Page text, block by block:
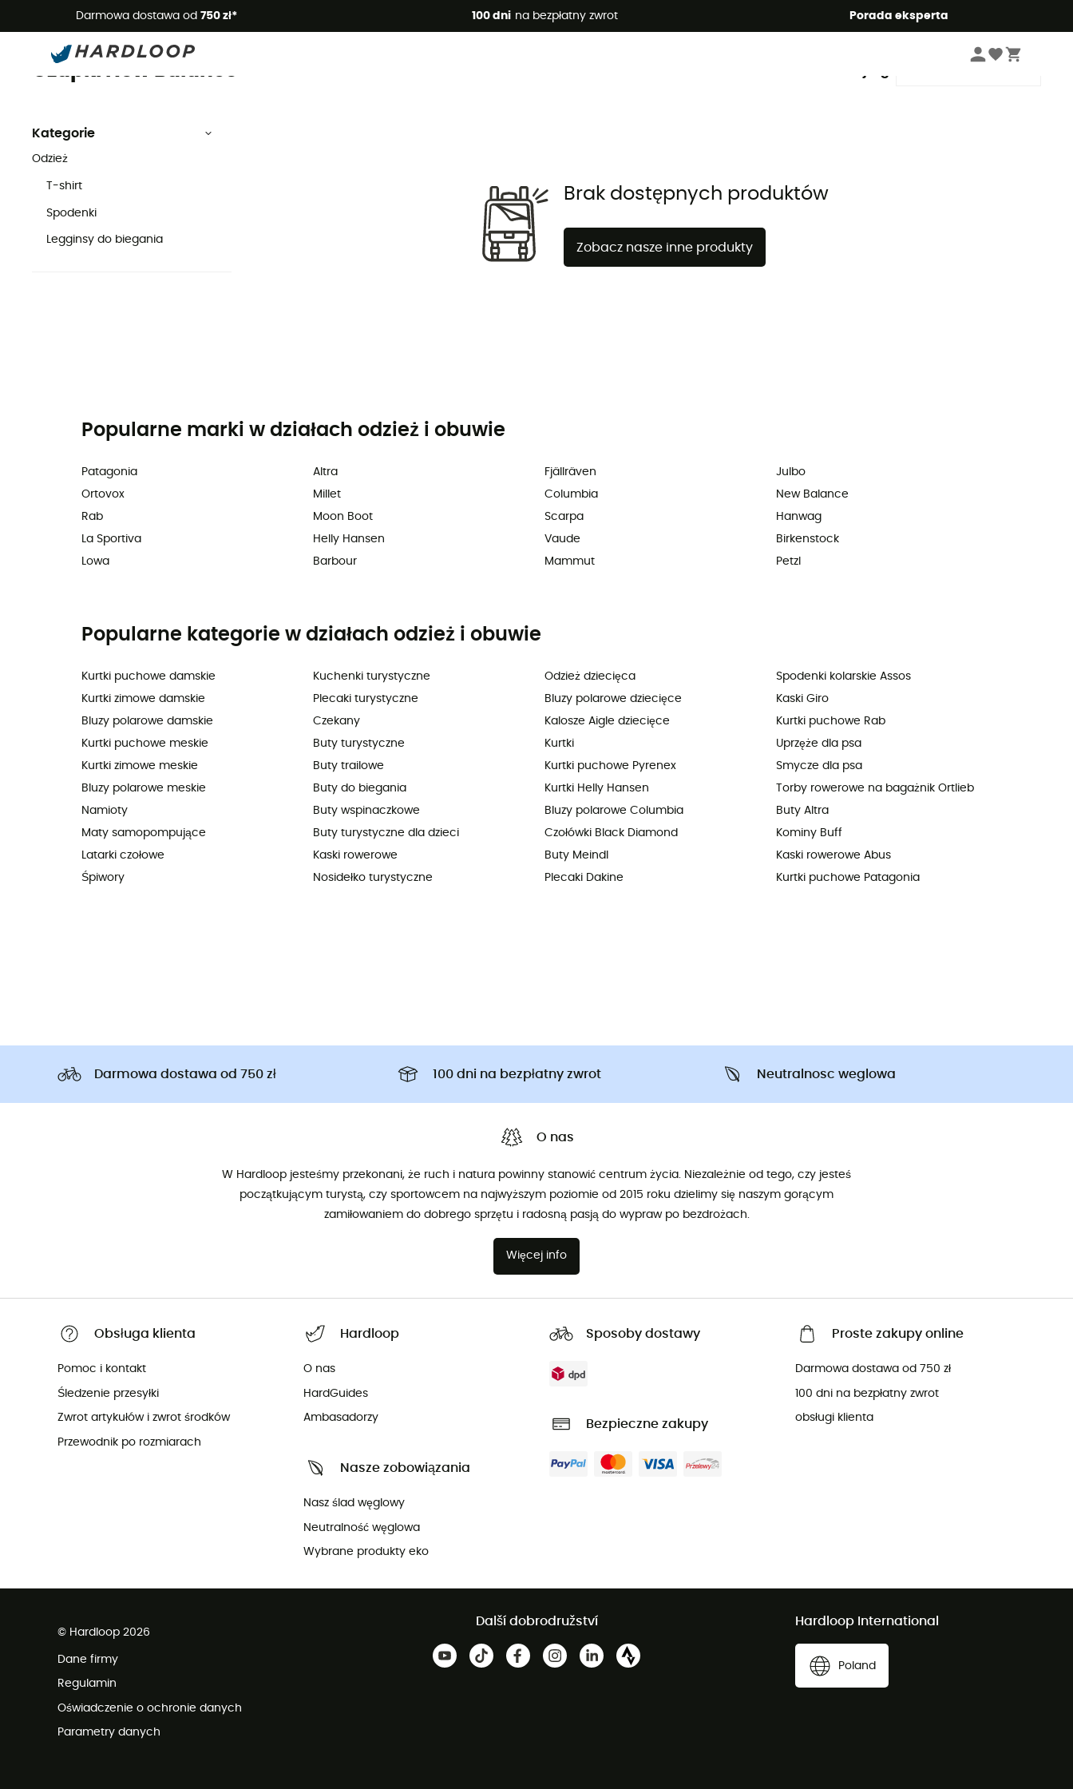
Darmowa dostawa od 750 zł* 100 dni na bezpłatny zwrot Porada eksperta
Letnie promocje 🔥 -5% DODATKOWO przy zakupie 2 produktów*, kod Summer5
New Balance Odzież Czapki
Czapki New Balance
Kategorie
Odzież
T-shirt
Spodenki
Legginsy do biegania
Brak dostępnych produktów
Zobacz nasze inne produkty
Popularne marki w działach odzież i obuwie
Patagonia
Ortovox
Rab
La Sportiva
Lowa
Altra
Millet
Moon Boot
Helly Hansen
Barbour
Fjällräven
Columbia
Scarpa
Vaude
Mammut
Julbo
New Balance
Hanwag
Birkenstock
Petzl
Popularne kategorie w działach odzież i obuwie
Kurtki puchowe damskie
Kurtki zimowe damskie
Bluzy polarowe damskie
Kurtki puchowe meskie
Kurtki zimowe meskie
Bluzy polarowe meskie
Namioty
Maty samopompujące
Latarki czołowe
Śpiwory
Kuchenki turystyczne
Plecaki turystyczne
Czekany
Buty turystyczne
Buty trailowe
Buty do biegania
Buty wspinaczkowe
Buty turystyczne dla dzieci
Kaski rowerowe
Nosidełko turystyczne
Odzież dziecięca
Bluzy polarowe dziecięce
Kalosze Aigle dziecięce
Kurtki
Kurtki puchowe Pyrenex
Kurtki Helly Hansen
Bluzy polarowe Columbia
Czołówki Black Diamond
Buty Meindl
Plecaki Dakine
Spodenki kolarskie Assos
Kaski Giro
Kurtki puchowe Rab
Uprzęże dla psa
Smycze dla psa
Torby rowerowe na bagażnik Ortlieb
Buty Altra
Kominy Buff
Kaski rowerowe Abus
Kurtki puchowe Patagonia
Darmowa dostawa od 750 zł 100 dni na bezpłatny zwrot Neutralnosc weglowa
O nas
W Hardloop jesteśmy przekonani, że ruch i natura powinny stanowić centrum życia. Niezależnie od tego, czy jesteś
początkującym turystą, czy sportowcem na najwyższym poziomie od 2015 roku dzielimy się naszym gorącym
zamiłowaniem do dobrego sprzętu i radosną pasją do wypraw po bezdrożach.
Więcej info
Obsługa klienta
Pomoc i kontakt
Śledzenie przesyłki
Zwrot artykułów i zwrot środków
Przewodnik po rozmiarach
Hardloop
O nas
HardGuides
Ambasadorzy
Nasze zobowiązania
Nasz ślad węglowy
Neutralność węglowa
Wybrane produkty eko
Sposoby dostawy
Bezpieczne zakupy
Proste zakupy online
Darmowa dostawa od 750 zł
100 dni na bezpłatny zwrot
obsługi klienta
© Hardloop 2026
Dane firmy
Regulamin
Oświadczenie o ochronie danych
Parametry danych
Další dobrodružství Hardloop International
Poland